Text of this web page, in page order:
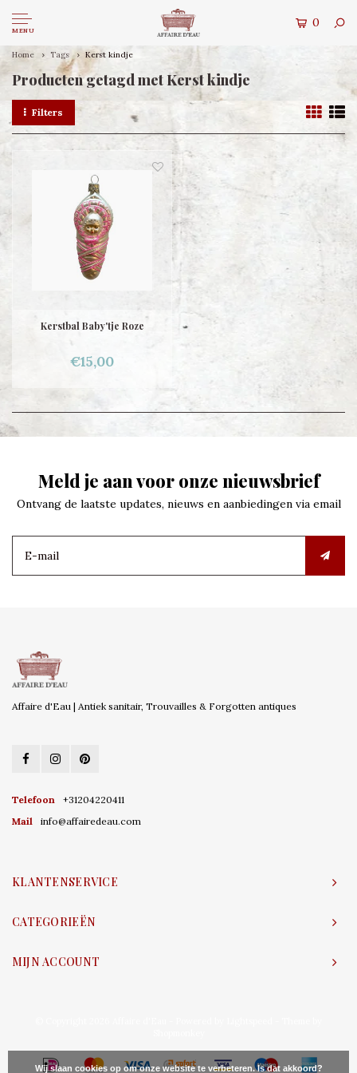
MENU
0
Home Tags Kerst kindje
Producten getagd met Kerst kindje
Filters
Kerstbal Baby'tje Roze
€15,00
Meld je aan voor onze nieuwsbrief
Ontvang de laatste updates, nieuws en aanbiedingen via email
Affaire d'Eau | Antiek sanitair, Trouvailles & Forgotten antiques
Telefoon
+31204220411
Mail
info@affairedeau.com
KLANTENSERVICE
CATEGORIEËN
MIJN ACCOUNT
Wij slaan cookies op om onze website te verbeteren. Is dat akkoord?